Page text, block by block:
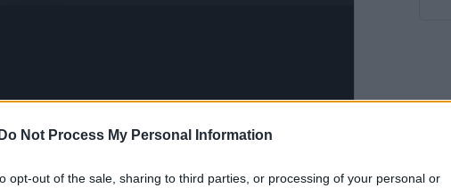
Do Not Process My Personal Information
opt-out of the sale, sharing to third parties, or processing of your personal or
potremo vivere indirettamente attraverso un
bevande tropicali e cercano di